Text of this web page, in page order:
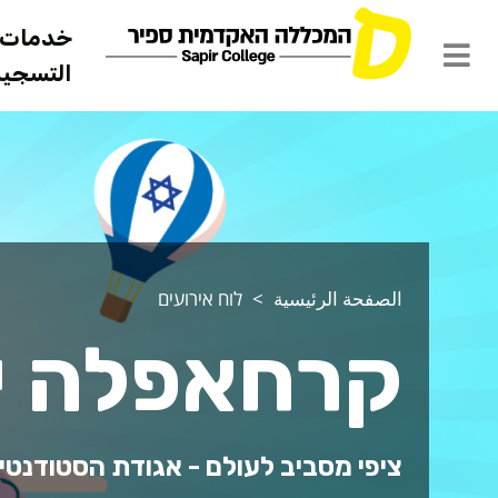
خدمات
الصفحة الرئيسية לוח אירועים
קרחאפלה
ציפי מסביב לעולם - אגודת